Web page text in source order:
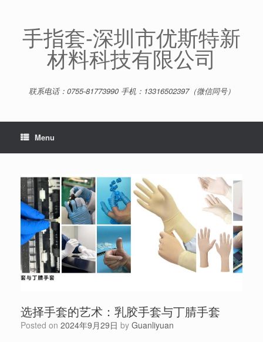
content手指套-深圳市优斯特新
材料科技有限公司
联系电话：0755-81773990 手机：13316502397（微信同号）
Menu
选择手套的艺术：乳胶手套与丁腈手套
Posted on 2024年9月29日 by Guanliyuan